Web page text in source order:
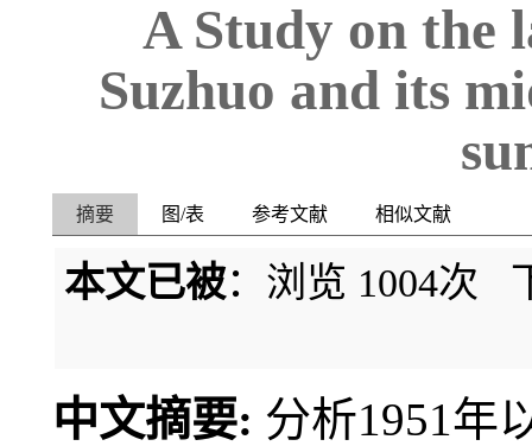
A Study on the
Suzhuo and its
摘要 图/表 参考文献 相似文献
本文已被：浏览 1004次
中文摘要: 分析1951年